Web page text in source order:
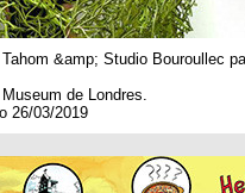
&amp; Studio Bouroullec
de Londres.
26/03/2019